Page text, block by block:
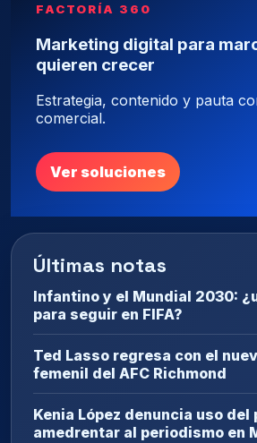
FACTORÍA 360
Marketing digital para
quieren crecer
Estrategia, contenido y pauta
comercial.
Ver soluciones
Últimas notas
Infantino y el Mundial 2030:
para seguir en FIFA?
Ted Lasso regresa con el
femenil del AFC Richmond
Kenia López denuncia uso del
amedrentar al periodismo en